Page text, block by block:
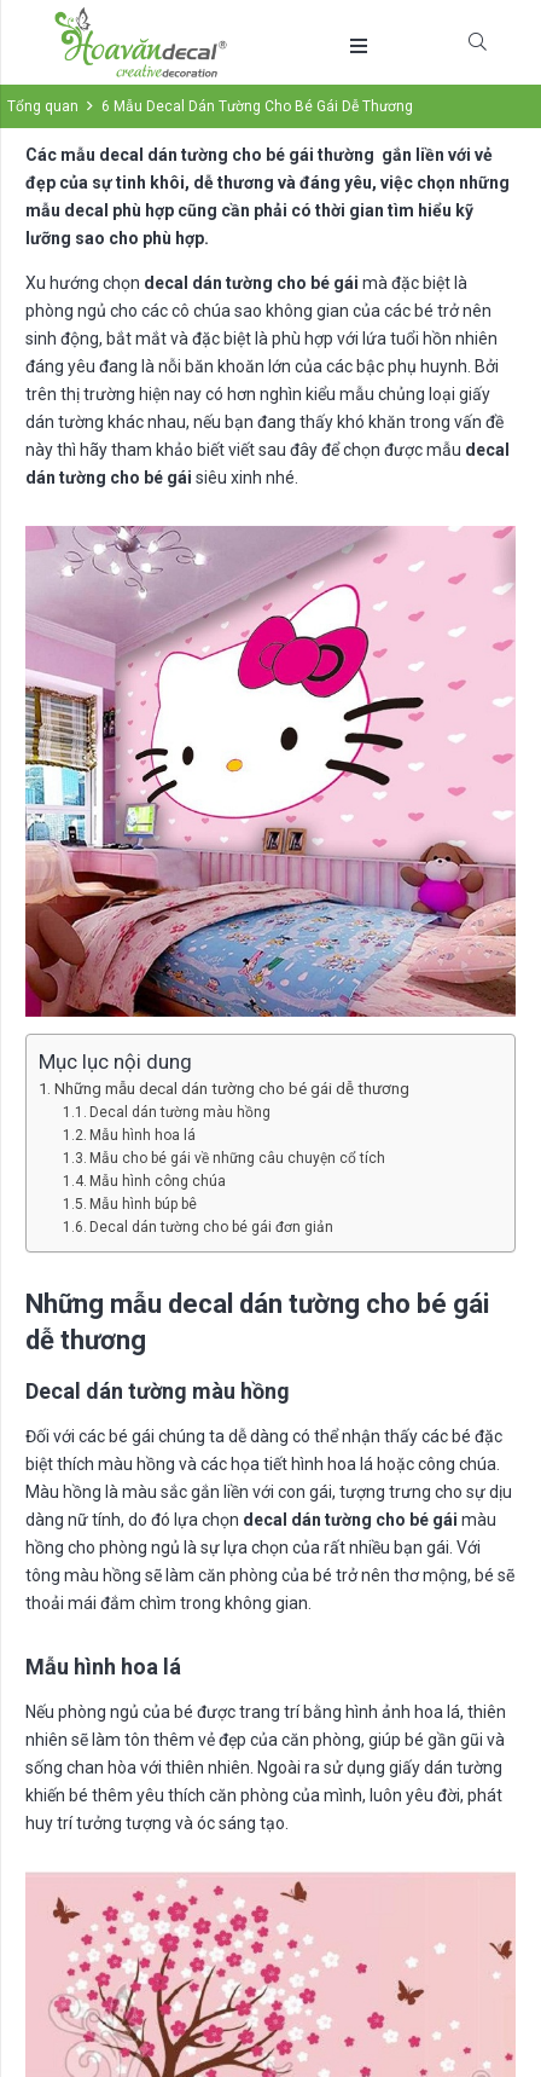
Tổng quan 6 Mẫu Decal Dán Tường Cho Bé Gái Dễ Thương
Các mẫu decal dán tường cho bé gái thường gắn liền với vẻ
đẹp của sự tinh khôi, dễ thương và đáng yêu, việc chọn những
mẫu decal phù hợp cũng cần phải có thời gian tìm hiểu kỹ
lưỡng sao cho phù hợp.
Xu hướng chọn decal dán tường cho bé gái mà đặc biệt là
phòng ngủ cho các cô chúa sao không gian của các bé trở nên
sinh động, bắt mắt và đặc biệt là phù hợp với lứa tuổi hồn nhiên
đáng yêu đang là nỗi băn khoăn lớn của các bậc phụ huynh. Bởi
trên thị trường hiện nay có hơn nghìn kiểu mẫu chủng loại giấy
dán tường khác nhau, nếu bạn đang thấy khó khăn trong vấn đề
này thì hãy tham khảo biết viết sau đây để chọn được mẫu decal
dán tường cho bé gái siêu xinh nhé.
Mục lục nội dung
Những mẫu decal dán tường cho bé gái dễ thương
Decal dán tường màu hồng
Mẫu hình hoa lá
Mẫu cho bé gái về những câu chuyện cổ tích
Mẫu hình công chúa
Mẫu hình búp bê
Decal dán tường cho bé gái đơn giản
Những mẫu decal dán tường cho bé gái
dễ thương
Decal dán tường màu hồng
Đối với các bé gái chúng ta dễ dàng có thể nhận thấy các bé đặc
biệt thích màu hồng và các họa tiết hình hoa lá hoặc công chúa.
Màu hồng là màu sắc gắn liền với con gái, tượng trưng cho sự dịu
dàng nữ tính, do đó lựa chọn decal dán tường cho bé gái màu
hồng cho phòng ngủ là sự lựa chọn của rất nhiều bạn gái. Với
tông màu hồng sẽ làm căn phòng của bé trở nên thơ mộng, bé sẽ
thoải mái đắm chìm trong không gian.
Mẫu hình hoa lá
Nếu phòng ngủ của bé được trang trí bằng hình ảnh hoa lá, thiên
nhiên sẽ làm tôn thêm vẻ đẹp của căn phòng, giúp bé gần gũi và
sống chan hòa với thiên nhiên. Ngoài ra sử dụng giấy dán tường
khiến bé thêm yêu thích căn phòng của mình, luôn yêu đời, phát
huy trí tưởng tượng và óc sáng tạo.